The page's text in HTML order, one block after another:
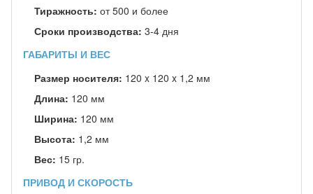
Тиражность: от 500 и более
Сроки производства: 3-4 дня
ГАБАРИТЫ И ВЕС
Размер носителя: 120 x 120 x 1,2 мм
Длина: 120 мм
Ширина: 120 мм
Высота: 1,2 мм
Вес: 15 гр.
ПРИВОД И СКОРОСТЬ